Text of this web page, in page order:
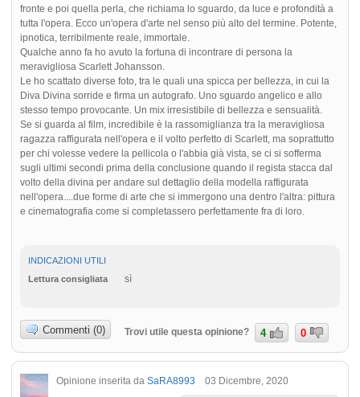
fronte e poi quella perla, che richiama lo sguardo, da luce e profondità a
tutta l'opera. Ecco un'opera d'arte nel senso più alto del termine. Potente,
ipnotica, terribilmente reale, immortale.
Qualche anno fa ho avuto la fortuna di incontrare di persona la
meravigliosa Scarlett Johansson.
Le ho scattato diverse foto, tra le quali una spicca per bellezza, in cui la
Diva Divina sorride e firma un autografo. Uno sguardo angelico e allo
stesso tempo provocante. Un mix irresistibile di bellezza e sensualità.
Se si guarda al film, incredibile è la rassomiglianza tra la meravigliosa
ragazza raffigurata nell'opera e il volto perfetto di Scarlett, ma soprattutto
per chi volesse vedere la pellicola o l'abbia già vista, se ci si sofferma
sugli ultimi secondi prima della conclusione quando il regista stacca dal
volto della divina per andare sul dettaglio della modella raffigurata
nell'opera....due forme di arte che si immergono una dentro l'altra: pittura
e cinematografia come si completassero perfettamente fra di loro.
INDICAZIONI UTILI
Lettura consigliata
sì
Commenti (0) Trovi utile questa opinione? 4 0
Opinione inserita da SaRA8993 03 Dicembre, 2020